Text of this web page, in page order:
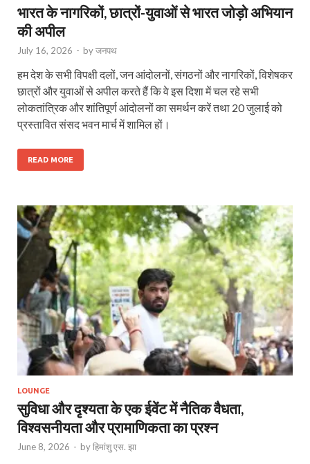
भारत के नागरिकों, छात्रों-युवाओं से भारत जोड़ो अभियान
की अपील
July 16, 2026 - byजनपथ
हम देश के सभी विपक्षी दलों, जन आंदोलनों, संगठनों और नागरिकों, विशेषकर
छात्रों और युवाओं से अपील करते हैं कि वे इस दिशा में चल रहे सभी
लोकतांत्रिक और शांतिपूर्ण आंदोलनों का समर्थन करें तथा 20 जुलाई को
प्रस्तावित संसद भवन मार्च में शामिल हों।
READ MORE
LOUNGE
सुविधा और दृश्यता के एक ईवेंट में नैतिक वैधता,
विश्वसनीयता और प्रामाणिकता का प्रश्न
June 8, 2026 - byहिमांशु एस. झा